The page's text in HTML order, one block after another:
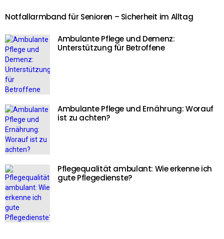
Notfallarmband für Senioren – Sicherheit im Alltag
Ambulante Pflege und Demenz:
Unterstützung für Betroffene
Ambulante Pflege und Ernährung: Worauf
ist zu achten?
Pflegequalität ambulant: Wie erkenne ich
gute Pflegedienste?